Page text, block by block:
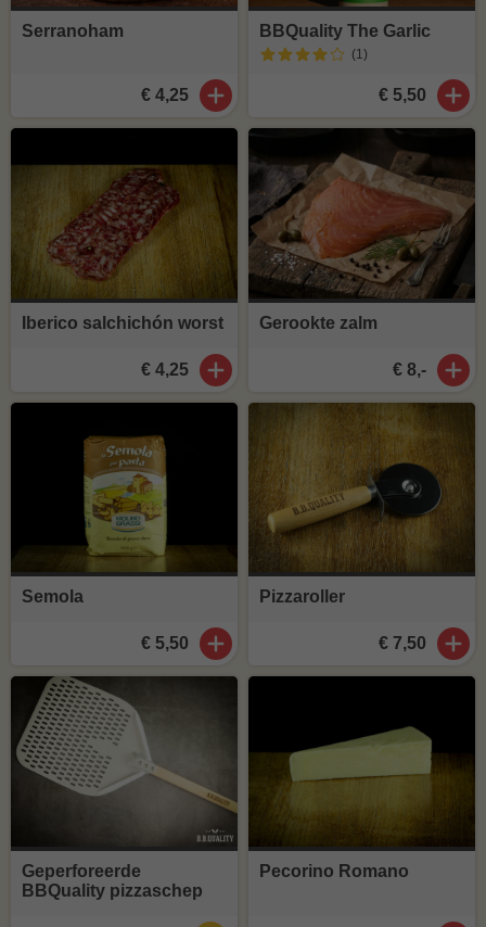
Serranoham
€ 4,25
BBQuality The Garlic
(1)
€ 5,50
Iberico salchichón worst
€ 4,25
Gerookte zalm
€ 8,-
Semola
€ 5,50
Pizzaroller
€ 7,50
Geperforeerde
BBQuality pizzaschep
Pecorino Romano